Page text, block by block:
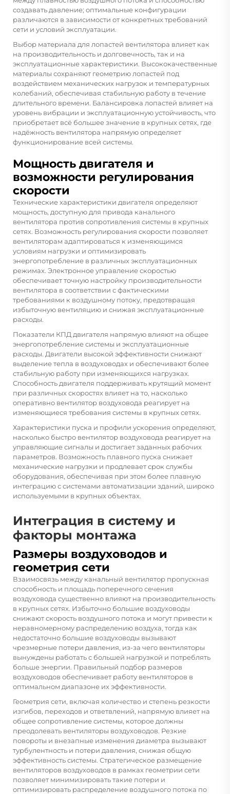
создавать давление; оптимальные конфигурации
различаются в зависимости от конкретных требований
сети и условий эксплуатации.
Выбор материала для лопастей вентилятора влияет как
на производительность и долговечность, так и на
эксплуатационные характеристики. Высококачественные
материалы сохраняют геометрию лопастей под
воздействием механических нагрузок и температурных
колебаний, обеспечивая стабильную работу в течение
длительного времени. Балансировка лопастей влияет на
уровень вибрации и эксплуатационную устойчивость, что
приобретает всё большее значение в крупных сетях, где
надёжность вентилятора напрямую определяет
функционирование всей системы.
Мощность двигателя и
возможности регулирования
скорости
Технические характеристики двигателя определяют
мощность, доступную для привода канального
вентилятора против сопротивления системы в крупных
сетях. Возможность регулирования скорости позволяет
вентиляторам адаптироваться к изменяющимся
условиям нагрузки и оптимизировать
энергопотребление в различных эксплуатационных
режимах. Электронное управление скоростью
обеспечивает точную настройку производительности
вентилятора в соответствии с фактическими
требованиями к воздушному потоку, предотвращая
избыточную вентиляцию и снижая эксплуатационные
расходы.
Показатели КПД двигателя напрямую влияют на общее
энергопотребление системы и эксплуатационные
расходы. Двигатели высокой эффективности снижают
выделение тепла в воздуховодах и обеспечивают более
стабильную работу при изменяющихся нагрузках.
Способность двигателя поддерживать крутящий момент
при различных скоростях влияет на то, насколько
оперативно вентилятор воздуховода реагирует на
изменяющиеся требования системы в крупных сетях.
Характеристики пуска и профили ускорения определяют,
насколько быстро вентилятор воздуховода реагирует на
управляющие сигналы и достигает заданных рабочих
параметров. Возможность плавного пуска снижает
механические нагрузки и продлевает срок службы
оборудования, обеспечивая при этом более плавную
интеграцию с системами автоматизации зданий, широко
используемыми в крупных объектах.
Интеграция в систему и
факторы монтажа
Размеры воздуховодов и
геометрия сети
Взаимосвязь между канальный вентилятор пропускная
способность и площадь поперечного сечения
воздуховода существенно влияют на производительность
в крупных сетях. Избыточно большие воздуховоды
снижают скорость воздушного потока и могут привести к
неравномерному распределению воздуха, тогда как
недостаточно большие воздуховоды вызывают
чрезмерные потери давления, из-за чего вентиляторы
вынуждены работать с большей нагрузкой и потреблять
больше энергии. Правильный подбор размеров
воздуховодов обеспечивает работу вентиляторов в
оптимальном диапазоне их эффективности.
Геометрия сети, включая количество и степень резкости
изгибов, переходов и ответвлений, напрямую влияет на
общее сопротивление системы, которое должны
преодолевать вентиляторы воздуховодов. Резкие
повороты и внезапные изменения диаметра вызывают
турбулентность и потери давления, снижая общую
эффективность системы. Стратегическое размещение
вентиляторов воздуховодов в рамках геометрии сети
позволяет минимизировать такие потери и
оптимизировать распределение воздушного потока по